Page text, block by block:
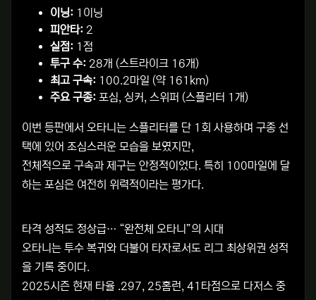
이닝: 1이닝
피안타: 2
실점: 1점
투구 수: 28개 (스트라이크 16개)
최고 구속: 100.2마일 (약 161km)
주요 구종: 포심, 싱커, 스위퍼 (스플리터 1개)
이번 등판에서 오타니는 스플리터를 단 1회 사용하며 구종 선
택에 있어 조심스러운 모습을 보였지만,
전체적으로 구속과 제구는 안정적이었다. 특히 100마일에 달
하는 포심은 여전히 위력적이라는 평가다.
타격 성적도 정상급… “완전체 오타니”의 시대
오타니는 투수 복귀와 더불어 타자로서도 리그 최상위권 성적
을 기록 중이다.
2025시즌 현재 타율 .297, 25홈런, 41타점으로 다저스 중